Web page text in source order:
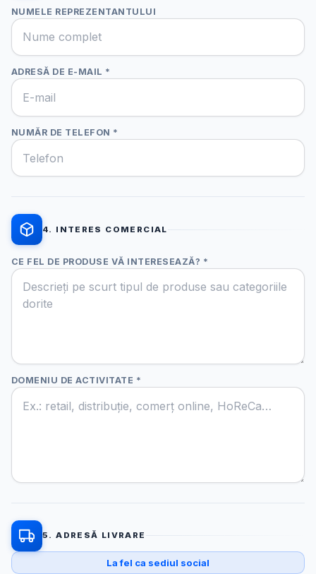
NUMELE REPREZENTANTULUI
ADRESĂ DE E-MAIL *
NUMĂR DE TELEFON *
4. INTERES COMERCIAL
CE FEL DE PRODUSE VĂ INTERESEAZĂ? *
DOMENIU DE ACTIVITATE *
5. ADRESĂ LIVRARE
La fel ca sediul social